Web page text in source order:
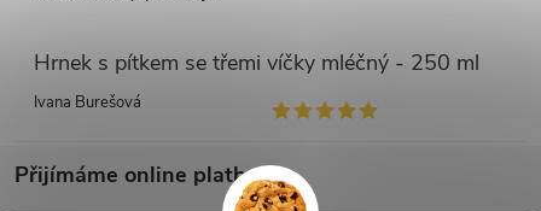
Hrnek s pítkem se třemi víčky mléčný - 250 ml
Ivana Burešová
Přijímáme online platby